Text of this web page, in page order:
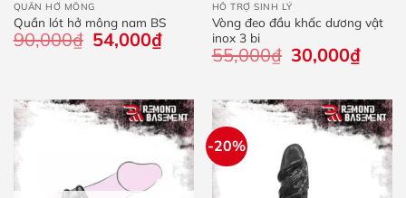
QUẦN HỞ MÔNG
Quần lót hở mông nam BS
90,000₫ Giá
gốc
54,000₫Giá
hiện
54,000₫.
HỖ TRỢ SINH LÝ
Vòng đeo đầu khấc dương vật
inox 3 bi
55,000₫ Giá
gốc
55,000₫.
30,000₫Giá
hiện
là:
-20%